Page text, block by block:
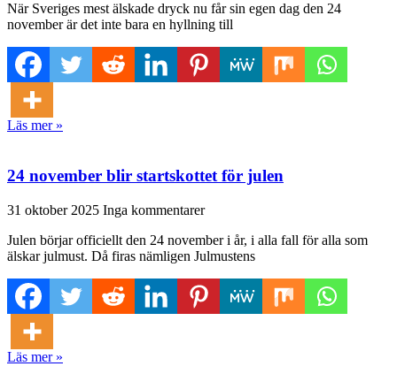
När Sveriges mest älskade dryck nu får sin egen dag den 24
november är det inte bara en hyllning till
Läs mer »
24 november blir startskottet för julen
31 oktober 2025 Inga kommentarer
Julen börjar officiellt den 24 november i år, i alla fall för alla som
älskar julmust. Då firas nämligen Julmustens
Läs mer »